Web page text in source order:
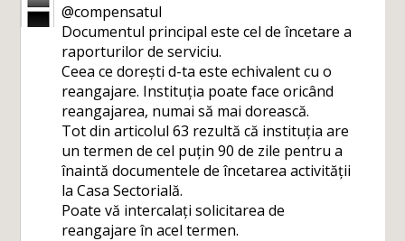
@compensatul
Documentul principal este cel de încetare a
raporturilor de serviciu.
Ceea ce dorești d-ta este echivalent cu o
reangajare. Instituția poate face oricând
reangajarea, numai să mai dorească.
Tot din articolul 63 rezultă că instituția are
un termen de cel puțin 90 de zile pentru a
înaintă documentele de încetarea activității
la Casa Sectorială.
Poate vă intercalați solicitarea de
reangajare în acel termen.